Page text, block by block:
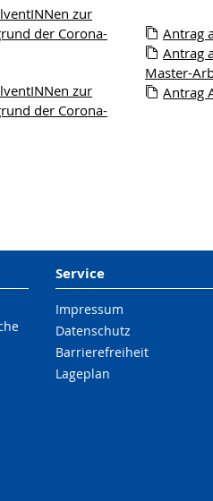
zur
der Corona-
zur
der Corona-
Antrag
Antrag
Master-
Antrag
Service
Impressum
Datenschutz
Barrierefreiheit
Lageplan